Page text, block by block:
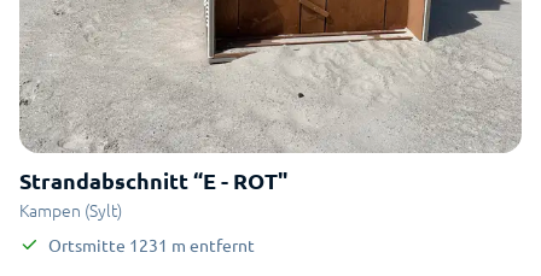
Strandabschnitt “E - ROT"
Kampen (Sylt)
Ortsmitte 1231 m entfernt